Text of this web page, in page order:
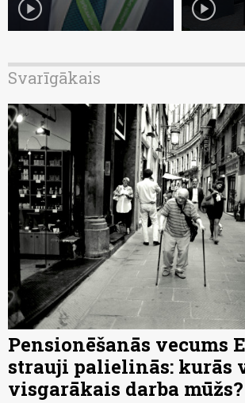
play_circle play_circle
Svarīgākais
Pensionēšanās vecums
strauji palielinās: kurās
visgarākais darba mūžs?